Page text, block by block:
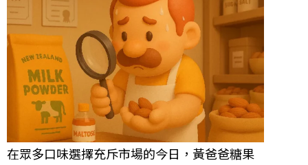
在眾多口味選擇充斥市場的今日，黃爸爸糖果